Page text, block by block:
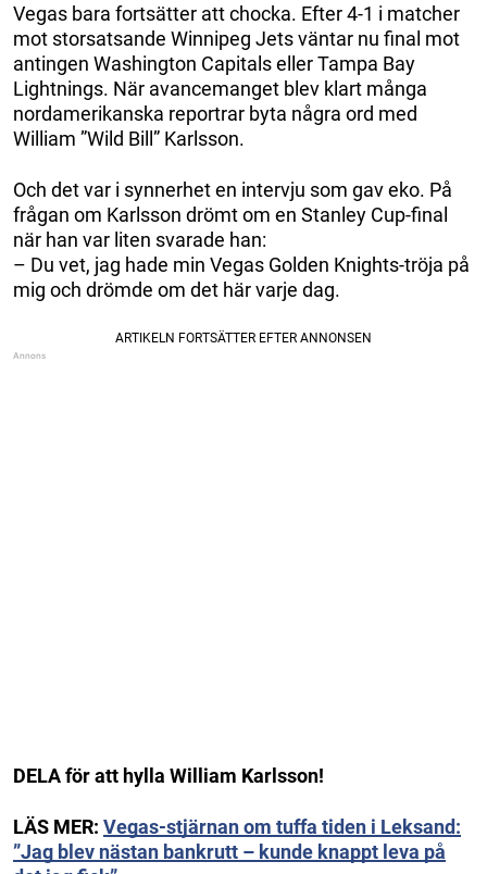
Vegas bara fortsätter att chocka. Efter 4-1 i matcher
mot storsatsande Winnipeg Jets väntar nu final mot
antingen Washington Capitals eller Tampa Bay
Lightnings. När avancemanget blev klart många
nordamerikanska reportrar byta några ord med
William ”Wild Bill” Karlsson.
Och det var i synnerhet en intervju som gav eko. På
frågan om Karlsson drömt om en Stanley Cup-final
när han var liten svarade han:
– Du vet, jag hade min Vegas Golden Knights-tröja på
mig och drömde om det här varje dag.
DELA för att hylla William Karlsson!
LÄS MER: Vegas-stjärnan om tuffa tiden i Leksand:
”Jag blev nästan bankrutt – kunde knappt leva på